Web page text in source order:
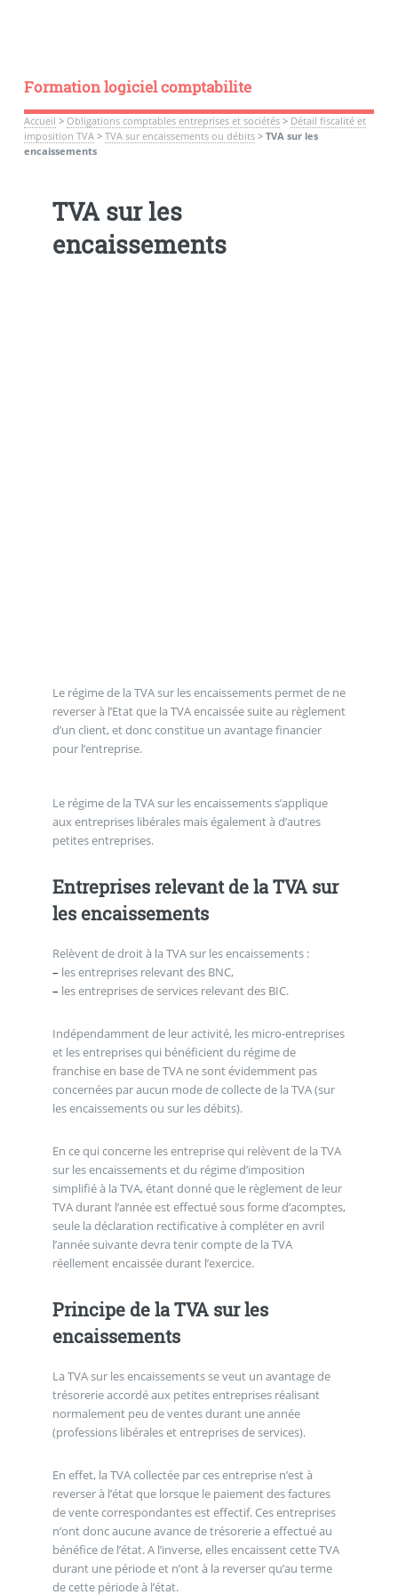
Formation logiciel comptabilite
Accueil > Obligations comptables entreprises et sociétés> Détail fiscalité et
imposition TVA> TVA sur encaissements ou débits> TVA sur les
encaissements
TVA sur les
encaissements
Le régime de la TVA sur les encaissements permet de ne
reverser à l’Etat que la TVA encaissée suite au règlement
d’un client, et donc constitue un avantage financier
pour l’entreprise.
Le régime de la TVA sur les encaissements s’applique
aux entreprises libérales mais également à d’autres
petites entreprises.
Entreprises relevant de la TVA sur
les encaissements
Relèvent de droit à la TVA sur les encaissements :
– les entreprises relevant des BNC,
– les entreprises de services relevant des BIC.
Indépendamment de leur activité, les micro-entreprises
et les entreprises qui bénéficient du régime de
franchise en base de TVA ne sont évidemment pas
concernées par aucun mode de collecte de la TVA (sur
les encaissements ou sur les débits).
En ce qui concerne les entreprise qui relèvent de la TVA
sur les encaissements et du régime d’imposition
simplifié à la TVA, étant donné que le règlement de leur
TVA durant l’année est effectué sous forme d’acomptes,
seule la déclaration rectificative à compléter en avril
l’année suivante devra tenir compte de la TVA
réellement encaissée durant l’exercice.
Principe de la TVA sur les
encaissements
La TVA sur les encaissements se veut un avantage de
trésorerie accordé aux petites entreprises réalisant
normalement peu de ventes durant une année
(professions libérales et entreprises de services).
En effet, la TVA collectée par ces entreprise n’est à
reverser à l’état que lorsque le paiement des factures
de vente correspondantes est effectif. Ces entreprises
n’ont donc aucune avance de trésorerie a effectué au
bénéfice de l’état. A l’inverse, elles encaissent cette TVA
durant une période et n’ont à la reverser qu’au terme
de cette période à l’état.